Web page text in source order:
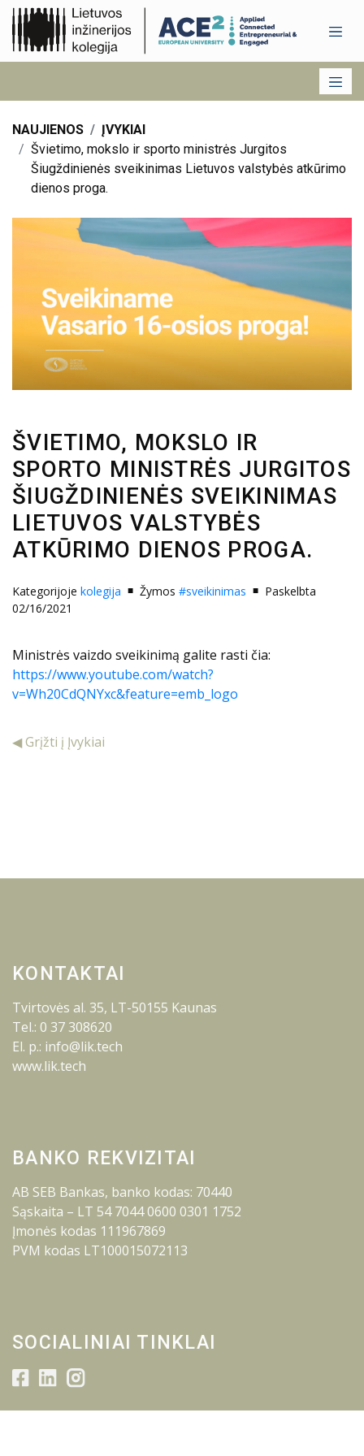
NAUJIENOS
ĮVYKIAI
Švietimo, mokslo ir sporto ministrės Jurgitos
Šiugždinienės sveikinimas Lietuvos valstybės atkūrimo
dienos proga.
ŠVIETIMO, MOKSLO IR
SPORTO MINISTRĖS JURGITOS
ŠIUGŽDINIENĖS SVEIKINIMAS
LIETUVOS VALSTYBĖS
ATKŪRIMO DIENOS PROGA.
Kategorijoje kolegija Žymos #sveikinimas
Paskelbta
02/16/2021
Ministrės vaizdo sveikinimą galite rasti čia:
https://www.youtube.com/watch?
v=Wh20CdQNYxc&feature=emb_logo
◀ Grįžti į Įvykiai
KONTAKTAI
Tvirtovės al. 35, LT-50155 Kaunas
Tel.: 0 37 308620
El. p.: info@lik.tech
www.lik.tech
BANKO REKVIZITAI
AB SEB Bankas, banko kodas: 70440
Sąskaita – LT 54 7044 0600 0301 1752
Įmonės kodas 111967869
PVM kodas LT100015072113
SOCIALINIAI TINKLAI